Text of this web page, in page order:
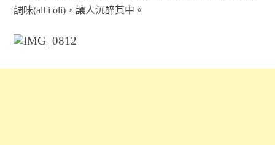
調味(all i oli)，讓人沉醉其中。